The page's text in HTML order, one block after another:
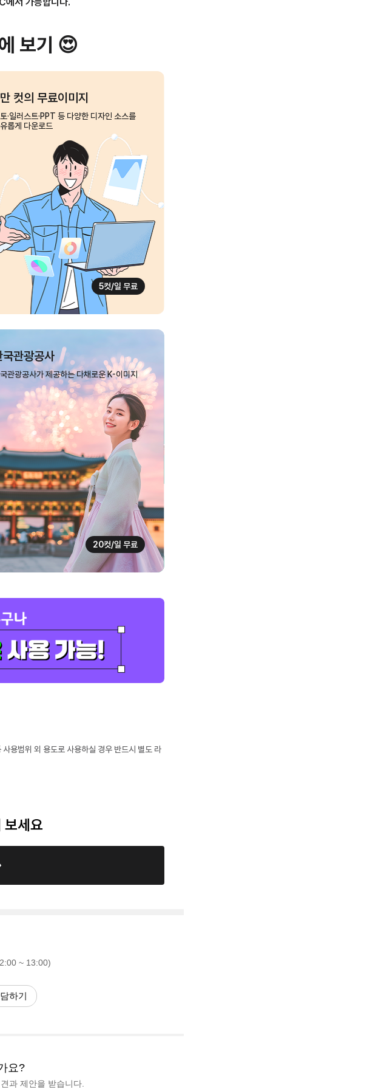
보기 😍
컷의 무료이미지
·일러스트·PPT 등 다양한 디자인 소스를
롭게 다운로드
5컷/일 무료
국관광공사
관광공사가 제공하는 다채로운 K-이미지
20컷/일 무료
용범위 외 용도로 사용하실 경우 반드시 별도 라
보세요
~ 13:00)
하기
요?
과 제안을 받습니다.